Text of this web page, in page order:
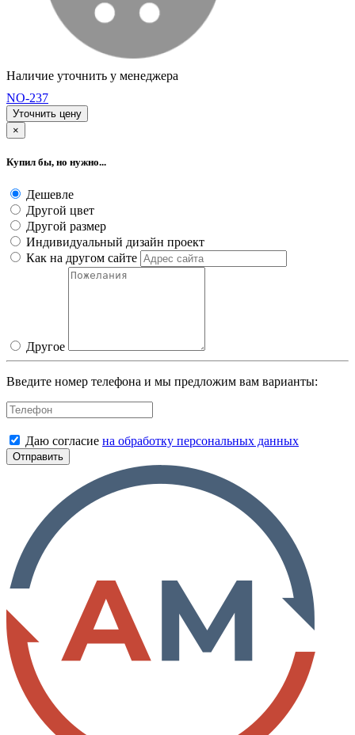
Наличие уточнить у менеджера
NO-237
Уточнить цену
×
Купил бы, но нужно...
Дешевле
Другой цвет
Другой размер
Индивидуальный дизайн проект
Как на другом сайте
Другое
Введите номер телефона и мы предложим вам варианты:
Даю согласие на обработку персональных данных
Отправить